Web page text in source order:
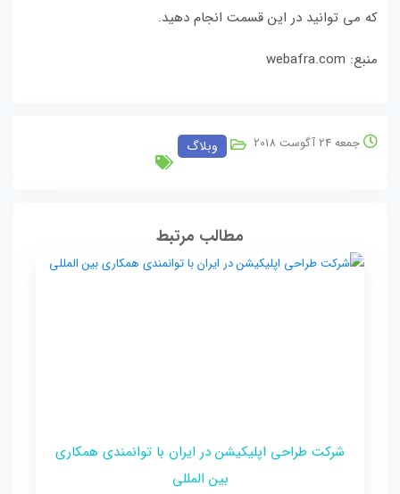
که می توانید در این قسمت انجام دهید.
منبع: webafra.com
جمعه 24 آگوست 2018 وبلاگ
مطالب مرتبط
شرکت طراحی اپلیکیشن در ایران با توانمندی همکاری
بین المللی